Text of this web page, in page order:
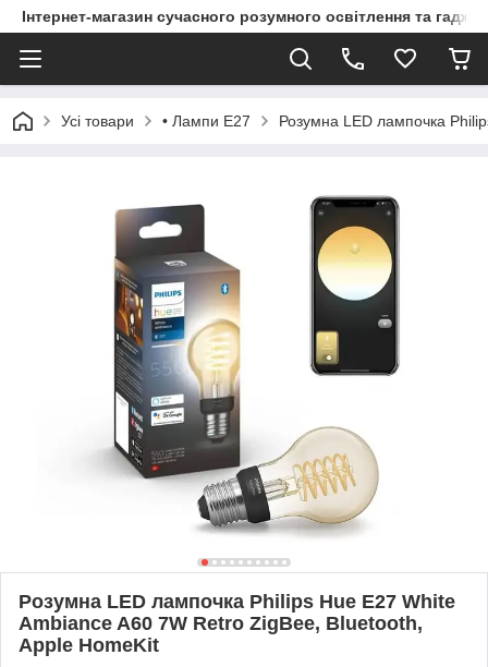
Інтернет-магазин сучасного розумного освітлення та
Усі товари • Лампи Е27 Розумна LED лампочка
Розумна LED лампочка Philips Hue E27 White
Ambiance A60 7W Retro ZigBee, Bluetooth,
Apple HomeKit